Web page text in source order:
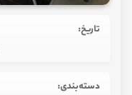
تاریخ:
دسته‌بندی: